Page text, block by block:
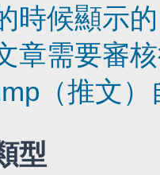
時候顯示
章需要審
（推文
型